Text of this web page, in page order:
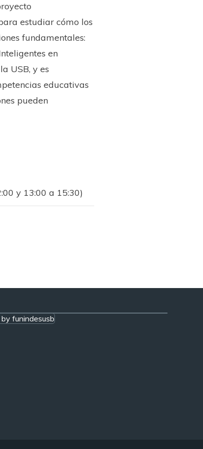
estudiar cómo los
fundamentales:
en
USB, y es
educativas
pueden
y 13:00 a 15:30)
funindesusb